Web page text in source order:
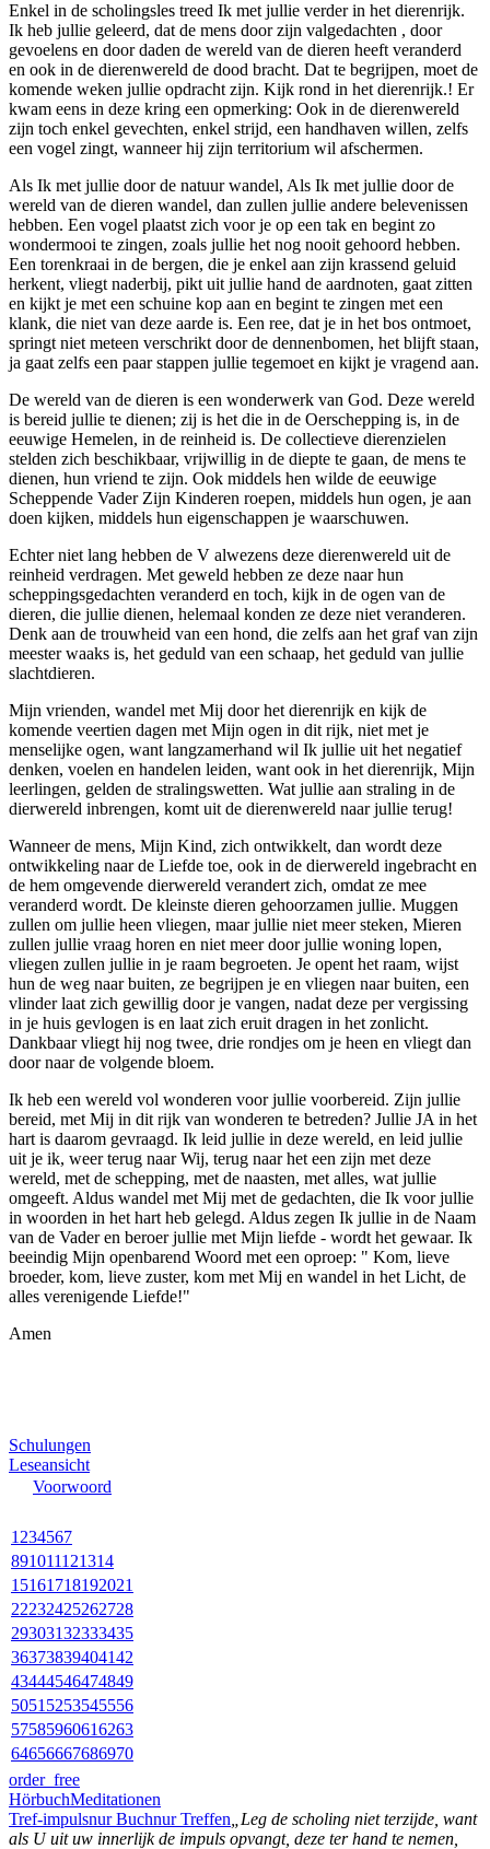
Enkel in de scholingsles treed Ik met jullie verder in het dierenrijk.
Ik heb jullie geleerd, dat de mens door zijn valgedachten , door
gevoelens en door daden de wereld van de dieren heeft veranderd
en ook in de dierenwereld de dood bracht. Dat te begrijpen, moet de
komende weken jullie opdracht zijn. Kijk rond in het dierenrijk.! Er
kwam eens in deze kring een opmerking: Ook in de dierenwereld
zijn toch enkel gevechten, enkel strijd, een handhaven willen, zelfs
een vogel zingt, wanneer hij zijn territorium wil afschermen.
Als Ik met jullie door de natuur wandel, Als Ik met jullie door de
wereld van de dieren wandel, dan zullen jullie andere belevenissen
hebben. Een vogel plaatst zich voor je op een tak en begint zo
wondermooi te zingen, zoals jullie het nog nooit gehoord hebben.
Een torenkraai in de bergen, die je enkel aan zijn krassend geluid
herkent, vliegt naderbij, pikt uit jullie hand de aardnoten, gaat zitten
en kijkt je met een schuine kop aan en begint te zingen met een
klank, die niet van deze aarde is. Een ree, dat je in het bos ontmoet,
springt niet meteen verschrikt door de dennenbomen, het blijft staan,
ja gaat zelfs een paar stappen jullie tegemoet en kijkt je vragend aan.
De wereld van de dieren is een wonderwerk van God. Deze wereld
is bereid jullie te dienen; zij is het die in de Oerschepping is, in de
eeuwige Hemelen, in de reinheid is. De collectieve dierenzielen
stelden zich beschikbaar, vrijwillig in de diepte te gaan, de mens te
dienen, hun vriend te zijn. Ook middels hen wilde de eeuwige
Scheppende Vader Zijn Kinderen roepen, middels hun ogen, je aan
doen kijken, middels hun eigenschappen je waarschuwen.
Echter niet lang hebben de V alwezens deze dierenwereld uit de
reinheid verdragen. Met geweld hebben ze deze naar hun
scheppingsgedachten veranderd en toch, kijk in de ogen van de
dieren, die jullie dienen, helemaal konden ze deze niet veranderen.
Denk aan de trouwheid van een hond, die zelfs aan het graf van zijn
meester waaks is, het geduld van een schaap, het geduld van jullie
slachtdieren.
Mijn vrienden, wandel met Mij door het dierenrijk en kijk de
komende veertien dagen met Mijn ogen in dit rijk, niet met je
menselijke ogen, want langzamerhand wil Ik jullie uit het negatief
denken, voelen en handelen leiden, want ook in het dierenrijk, Mijn
leerlingen, gelden de stralingswetten. Wat jullie aan straling in de
dierwereld inbrengen, komt uit de dierenwereld naar jullie terug!
Wanneer de mens, Mijn Kind, zich ontwikkelt, dan wordt deze
ontwikkeling naar de Liefde toe, ook in de dierwereld ingebracht en
de hem omgevende dierwereld verandert zich, omdat ze mee
veranderd wordt. De kleinste dieren gehoorzamen jullie. Muggen
zullen om jullie heen vliegen, maar jullie niet meer steken, Mieren
zullen jullie vraag horen en niet meer door jullie woning lopen,
vliegen zullen jullie in je raam begroeten. Je opent het raam, wijst
hun de weg naar buiten, ze begrijpen je en vliegen naar buiten, een
vlinder laat zich gewillig door je vangen, nadat deze per vergissing
in je huis gevlogen is en laat zich eruit dragen in het zonlicht.
Dankbaar vliegt hij nog twee, drie rondjes om je heen en vliegt dan
door naar de volgende bloem.
Ik heb een wereld vol wonderen voor jullie voorbereid. Zijn jullie
bereid, met Mij in dit rijk van wonderen te betreden? Jullie JA in het
hart is daarom gevraagd. Ik leid jullie in deze wereld, en leid jullie
uit je ik, weer terug naar Wij, terug naar het een zijn met deze
wereld, met de schepping, met de naasten, met alles, wat jullie
omgeeft. Aldus wandel met Mij met de gedachten, die Ik voor jullie
in woorden in het hart heb gelegd. Aldus zegen Ik jullie in de Naam
van de Vader en beroer jullie met Mijn liefde - wordt het gewaar. Ik
beeindig Mijn openbarend Woord met een oproep: " Kom, lieve
broeder, kom, lieve zuster, kom met Mij en wandel in het Licht, de
alles verenigende Liefde!"
Amen
Schulungen
Leseansicht
Voorwoord
1 234567
891011121314
15161718192021
22232425262728
29303132333435
36373839404142
43444546474849
5051 5253545556
57585960616263
64656667686970
order_free
HörbuchMeditationen
Tref-impulsnur Buchnur Treffen „Leg de scholing niet terzijde, want
als U uit uw innerlijk de impuls opvangt, deze ter hand te nemen,